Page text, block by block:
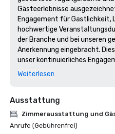
Gästeerlebnisse
Engagement für Gastlichkeit,
hochwertige
der Branche und bei unseren
Anerkennung eingebracht.
unser kontinuierliches
hochwertige Tagungen und
Weiterlesen
Ausstattung
Zimmerausstattung und
Anrufe (Gebührenfrei)